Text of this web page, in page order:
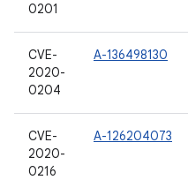
0201
CVE-
2020-
0204
A-136498130
CVE-
2020-
0216
A-126204073